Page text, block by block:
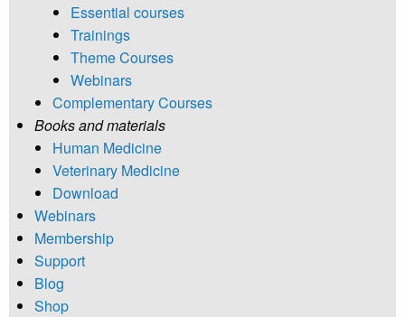
Essential courses
Trainings
Theme Courses
Webinars
Complementary Courses
Books and materials
Human Medicine
Veterinary Medicine
Download
Webinars
Membership
Support
Blog
Shop